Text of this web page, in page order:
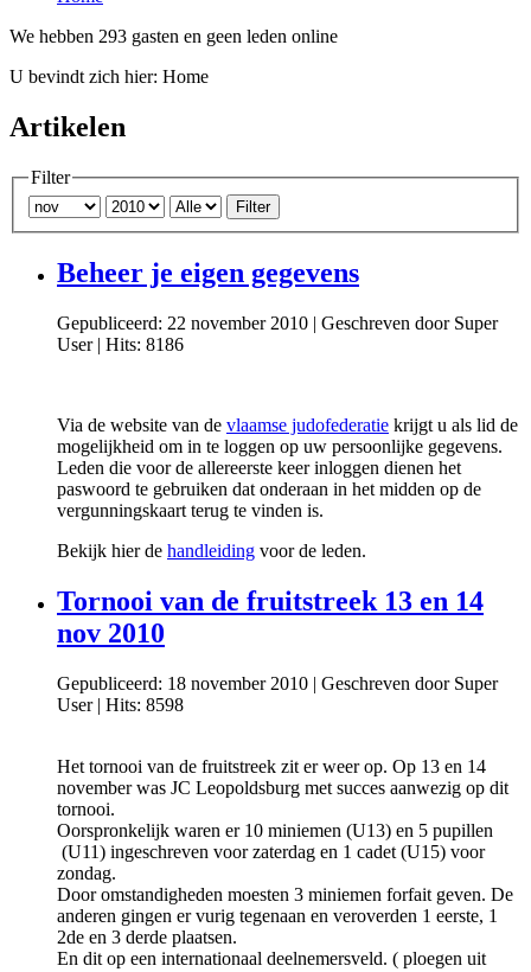
We hebben 293 gasten en geen leden online
U bevindt zich hier: Home
Artikelen
Filter
Filter
Beheer je eigen gegevens
Gepubliceerd: 22 november 2010 | Geschreven door Super
User| Hits: 8186
Via de website van de vlaamse judofederatie krijgt u als lid de
mogelijkheid om in te loggen op uw persoonlijke gegevens.
Leden die voor de allereerste keer inloggen dienen het
paswoord te gebruiken dat onderaan in het midden op de
vergunningskaart terug te vinden is.
Bekijk hier de handleiding voor de leden.
Tornooi van de fruitstreek 13 en 14
nov 2010
Gepubliceerd: 18 november 2010 | Geschreven door Super
User| Hits: 8598
Het tornooi van de fruitstreek zit er weer op. Op 13 en 14
november was JC Leopoldsburg met succes aanwezig op dit
tornooi.
Oorspronkelijk waren er 10 miniemen (U13) en 5 pupillen
(U11) ingeschreven voor zaterdag en 1 cadet (U15) voor
zondag.
Door omstandigheden moesten 3 miniemen forfait geven. De
anderen gingen er vurig tegenaan en veroverden 1 eerste, 1
2de en 3 derde plaatsen.
En dit op een internationaal deelnemersveld. ( ploegen uit